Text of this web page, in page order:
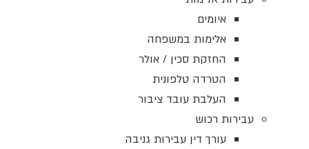
איומים
אלימות במשפחה
החזקת סכין / אולר
הטרדה טלפונית
העלבת עובד ציבור
עבירות רכוש
עורך דין עבירות גניבה